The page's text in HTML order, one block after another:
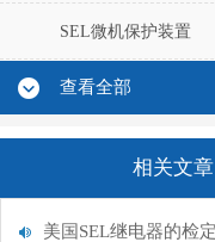
SEL微机保护装置
查看全部
相关文章